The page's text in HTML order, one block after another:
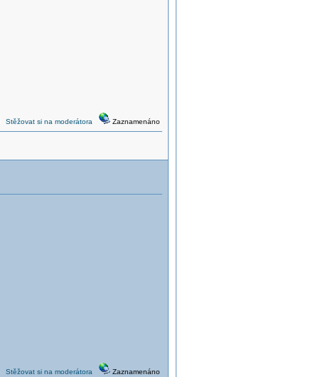
Stěžovat si na moderátora Zaznamenáno
Stěžovat si na moderátora Zaznamenáno